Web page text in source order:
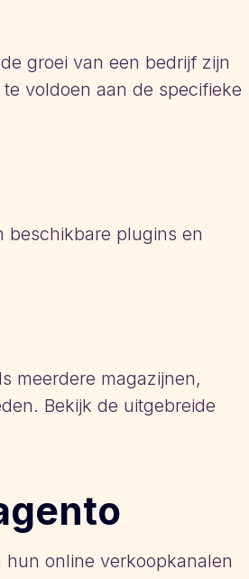
groei van een bedrijf zijn
voldoen aan de specifieke
beschikbare plugins en
meerdere magazijnen,
Bekijk de uitgebreide
online verkoopkanalen